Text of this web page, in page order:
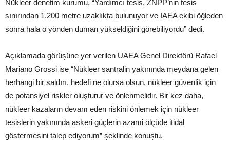
Nükleer denetim kurumu, “Yardımcı tesis, ZNPP’nin tesis
sınırından 1.200 metre uzaklıkta bulunuyor ve IAEA ekibi öğleden
sonra hala o yönden duman yükseldiğini görebiliyordu” dedi.
Açıklamada görüşüne yer verilen UAEA Genel Direktörü Rafael
Mariano Grossi ise “Nükleer santralin yakınında meydana gelen
herhangi bir saldırı, hedefi ne olursa olsun, nükleer güvenlik için
de potansiyel riskler oluşturur ve önlenmelidir. Bir kez daha,
nükleer kazaların devam eden riskini önlemek için nükleer
tesislerin yakınında askeri güçlerin azami ölçüde itidal
göstermesini talep ediyorum” şeklinde konuştu.